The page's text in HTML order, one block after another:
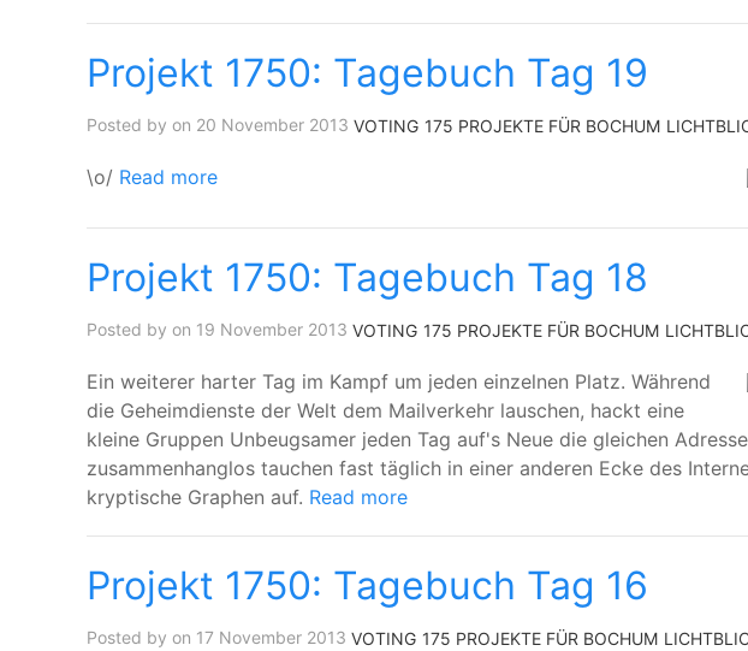
Projekt 1750: Tagebuch Tag 19
Posted by on 20 November 2013 VOTING 175 PROJEKTE FÜR BOCHUM
\o/ Read more
Projekt 1750: Tagebuch Tag 18
Posted by on 19 November 2013 VOTING 175 PROJEKTE FÜR BOCHUM
Ein weiterer harter Tag im Kampf um jeden einzelnen Platz. Während
die Geheimdienste der Welt dem Mailverkehr lauschen, hackt eine
kleine Gruppen Unbeugsamer jeden Tag auf's Neue die gleichen
zusammenhanglos tauchen fast täglich in einer anderen Ecke des
kryptische Graphen auf. Read more
Projekt 1750: Tagebuch Tag 16
Posted by on 17 November 2013 VOTING 175 PROJEKTE FÜR BOCHUM